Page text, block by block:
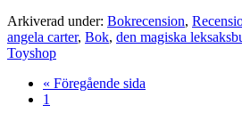
Arkiverad under: Bokrecension,
angela carter, Bok, den magiska
Toyshop
« Go
Föregående sida
Sida
1